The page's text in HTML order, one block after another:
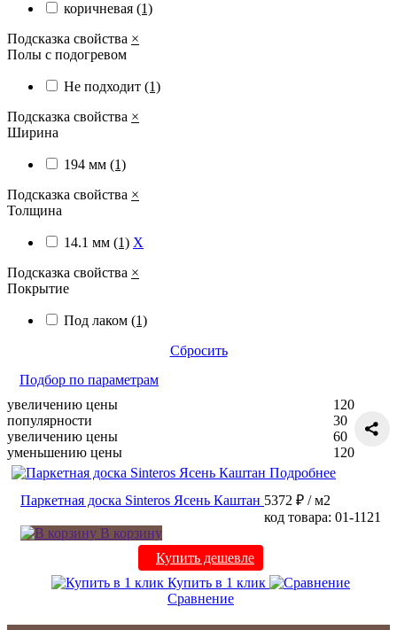
коричневая (1)
Подсказка свойства ×
Полы с подогревом
Не подходит (1)
Подсказка свойства ×
Ширина
194 мм (1)
Подсказка свойства ×
Толщина
14.1 мм (1) X
Подсказка свойства ×
Покрытие
Под лаком (1)
Сбросить
Подбор по параметрам
увеличению цены
популярности
увеличению цены
уменьшению цены
120
30
60
120
Подробнее
Паркетная доска Sinteros Ясень Каштан 5372 ₽ / м2
код товара: 01-1121
В корзину
Купить дешевле
Купить в 1 клик
Сравнение